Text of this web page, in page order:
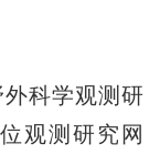
科学观测研
观测研究网